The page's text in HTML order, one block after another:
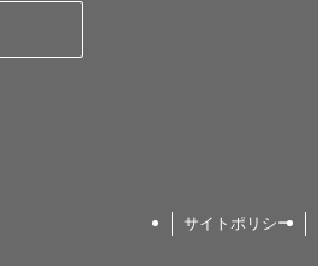
サイトポリシー